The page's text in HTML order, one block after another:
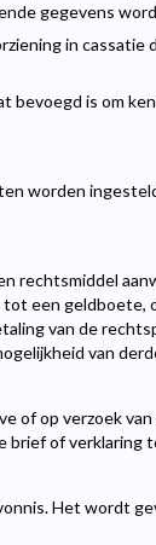
gegevens
in cassatie
bevoegd is om
worden
rechtsmiddel
een geldboete,
van de
van
of op verzoek
of verklaring
Het wordt